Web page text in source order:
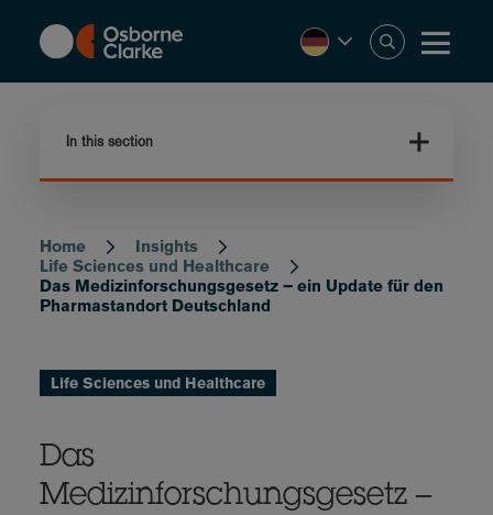
content
In this section
Breadcrumb
Home
Insights
Life Sciences und Healthcare
Das Medizinforschungsgesetz – ein Update für den
Pharmastandort Deutschland
Life Sciences und Healthcare
Das
Medizinforschungsgesetz –